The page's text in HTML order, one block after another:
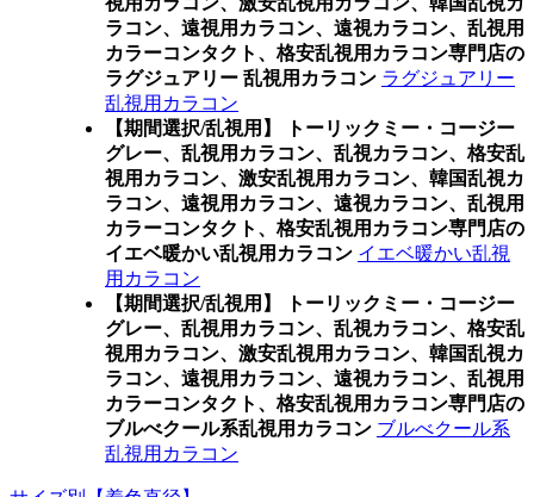
ラコン、遠視用カラコン、遠視カラコン、乱視用
カラーコンタクト、格安乱視用カラコン専門店の
ラグジュアリー 乱視用カラコン ラグジュアリー
乱視用カラコン
【期間選択/乱視用】 トーリックミー・コージー
グレー、乱視用カラコン、乱視カラコン、格安乱
視用カラコン、激安乱視用カラコン、韓国乱視カ
ラコン、遠視用カラコン、遠視カラコン、乱視用
カラーコンタクト、格安乱視用カラコン専門店の
イエベ暖かい乱視用カラコン イエベ暖かい乱視
用カラコン
【期間選択/乱視用】 トーリックミー・コージー
グレー、乱視用カラコン、乱視カラコン、格安乱
視用カラコン、激安乱視用カラコン、韓国乱視カ
ラコン、遠視用カラコン、遠視カラコン、乱視用
カラーコンタクト、格安乱視用カラコン専門店の
ブルべクール系乱視用カラコン ブルべクール系
乱視用カラコン